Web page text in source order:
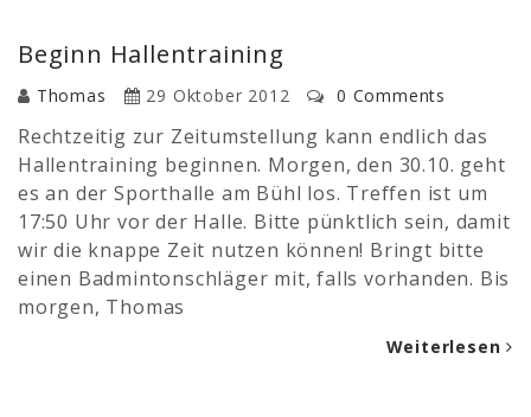
Beginn Hallentraining
Thomas 29 Oktober 2012 0 Comments
Rechtzeitig zur Zeitumstellung kann endlich das
Hallentraining beginnen. Morgen, den 30.10. geht
es an der Sporthalle am Bühl los. Treffen ist um
17:50 Uhr vor der Halle. Bitte pünktlich sein, damit
wir die knappe Zeit nutzen können! Bringt bitte
einen Badmintonschläger mit, falls vorhanden. Bis
morgen, Thomas
Weiterlesen